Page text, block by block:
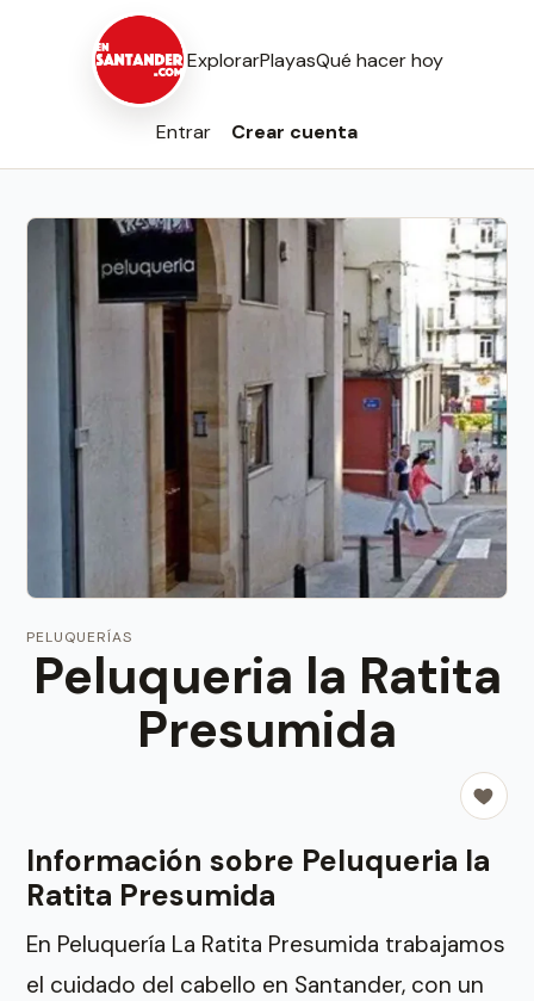
ExplorarPlayasQué hacer hoy
Entrar Crear cuenta
PELUQUERÍAS
Peluqueria la Ratita
Presumida
Información sobre Peluqueria la
Ratita Presumida
En Peluquería La Ratita Presumida trabajamos
el cuidado del cabello en Santander, con un